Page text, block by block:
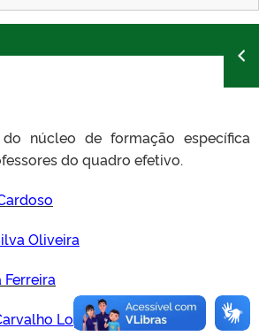
núcleo de formação específica
do quadro efetivo.
Oliveira
Ferreira
Lopes